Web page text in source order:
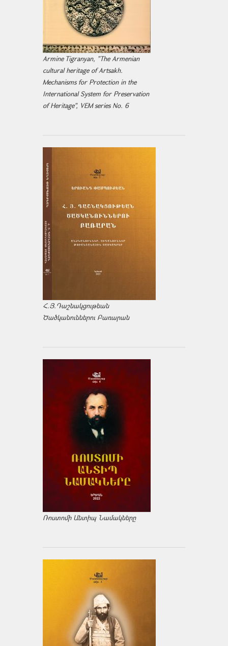
Armine Tigranyan, "The Armenian
cultural heritage of Artsakh.
Mechanisms for Protection in the
International System for Preservation
of Heritage", VEM series No. 6
Հ.Յ.Դաշնակցութեան
Ծածկանուններու Բառարան
Ռոստոմի Անտիպ Նամակները